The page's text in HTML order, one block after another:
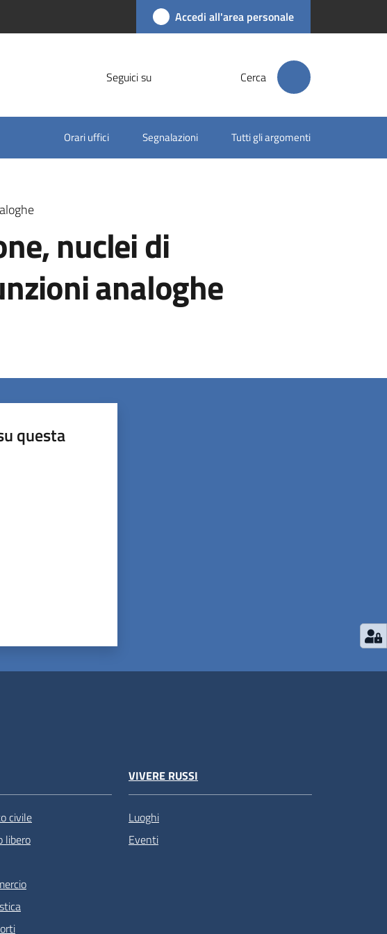
Accedi all'area personale
Seguici su Cerca
Orari uffici Segnalazioni Tutti gli argomenti
nuclei di
analoghe
questa
civile
libero
VIVERE RUSSI
Luoghi
Eventi